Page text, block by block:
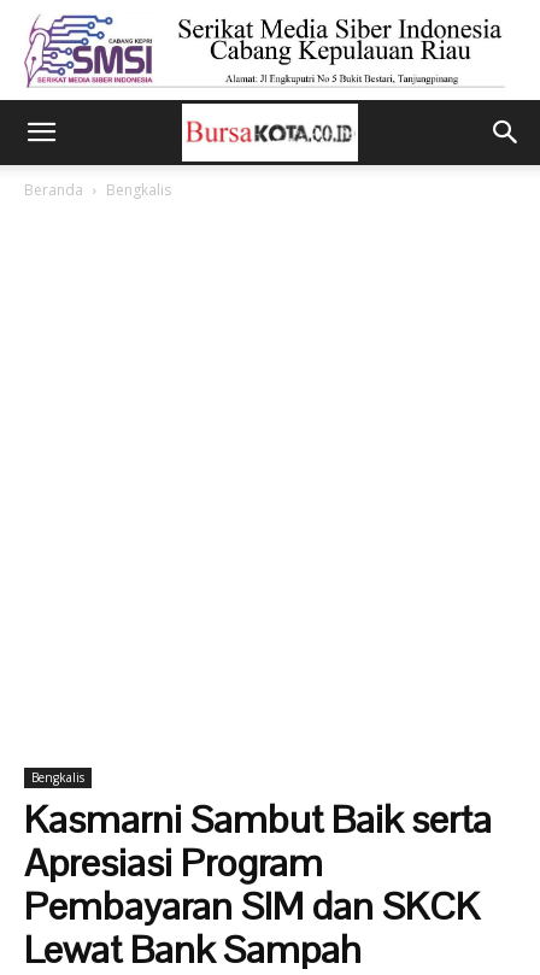
Beranda Bengkalis
Bengkalis
Kasmarni Sambut Baik serta
Apresiasi Program
Pembayaran SIM dan SKCK
Lewat Bank Sampah